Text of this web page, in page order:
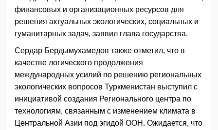
финансовых и организационных ресурсов для
решения актуальных экологических, социальных и
гуманитарных задач, заявил глава государства.
Сердар Бердымухамедов также отметил, что в
качестве логического продолжения
международных усилий по решению региональных
экологических вопросов Туркменистан выступил с
инициативой создания Регионального центра по
технологиям, связанным с изменением климата в
Центральной Азии под эгидой ООН. Ожидается, что